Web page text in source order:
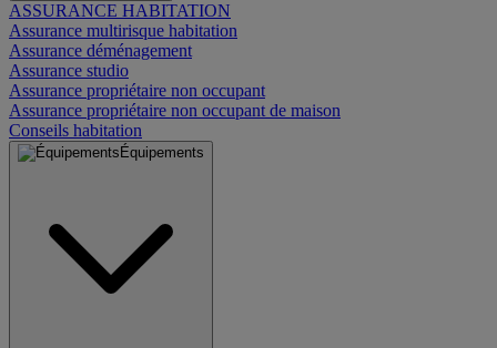
ASSURANCE HABITATION
Assurance multirisque habitation
Assurance déménagement
Assurance studio
Assurance propriétaire non occupant
Assurance propriétaire non occupant de maison
Conseils habitation
Équipements